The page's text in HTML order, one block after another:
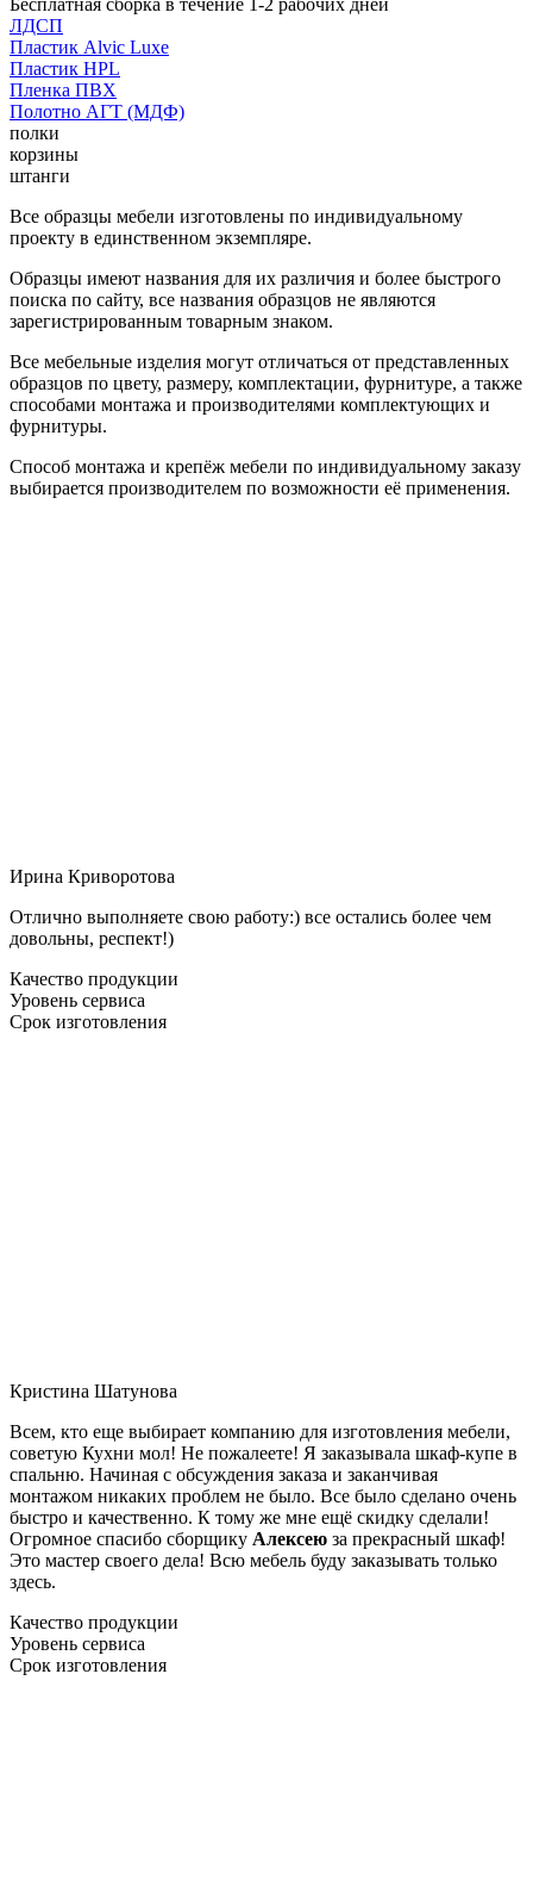
ЛДСП
Пластик Alvic Luxe
Пластик HPL
Пленка ПВХ
Полотно АГТ (МДФ)
полки
корзины
штанги
Все образцы мебели изготовлены по индивидуальному
проекту в единственном экземпляре.
Образцы имеют названия для их различия и более быстрого
поиска по сайту, все названия образцов не являются
зарегистрированным товарным знаком.
Все мебельные изделия могут отличаться от представленных
образцов по цвету, размеру, комплектации, фурнитуре, а также
способами монтажа и производителями комплектующих и
фурнитуры.
Способ монтажа и крепёж мебели по индивидуальному заказу
выбирается производителем по возможности её применения.
Ирина Криворотова
Отлично выполняете свою работу:) все остались более чем
довольны, респект!)
Качество продукции
Уровень сервиса
Срок изготовления
Кристина Шатунова
Всем, кто еще выбирает компанию для изготовления мебели,
советую Кухни мол! Не пожалеете! Я заказывала шкаф-купе в
спальню. Начиная с обсуждения заказа и заканчивая
монтажом никаких проблем не было. Все было сделано очень
быстро и качественно. К тому же мне ещё скидку сделали!
Огромное спасибо сборщику Алексею за прекрасный шкаф!
Это мастер своего дела! Всю мебель буду заказывать только
здесь.
Качество продукции
Уровень сервиса
Срок изготовления